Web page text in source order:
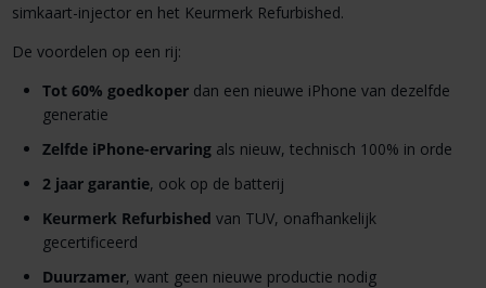
simkaart-injector en het Keurmerk Refurbished.
De voordelen op een rij:
Tot 60% goedkoperdan een nieuwe iPhone van dezelfde
generatie
Zelfde iPhone-ervaringals nieuw, technisch 100% in orde
2 jaar garantie, ook op de batterij
Keurmerk Refurbished van TUV, onafhankelijk
gecertificeerd
Duurzamer, want geen nieuwe productie nodig